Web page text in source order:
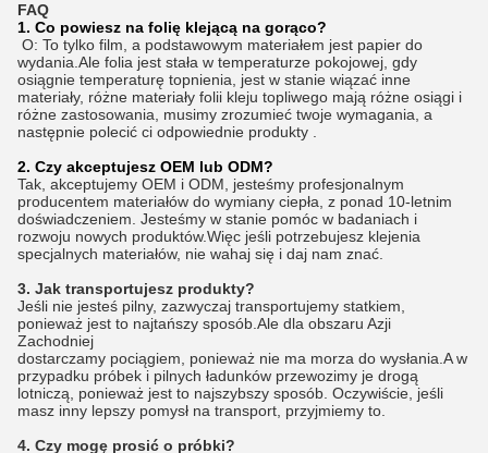
FAQ
1. Co powiesz na folię klejącą na gorąco?
O: To tylko film, a podstawowym materiałem jest papier do
wydania.Ale folia jest stała w temperaturze pokojowej, gdy
osiągnie temperaturę topnienia, jest w stanie wiązać inne
materiały, różne materiały folii kleju topliwego mają różne osiągi i
różne zastosowania, musimy zrozumieć twoje wymagania, a
następnie polecić ci odpowiednie produkty .
2. Czy akceptujesz OEM lub ODM?
Tak, akceptujemy OEM i ODM, jesteśmy profesjonalnym
producentem materiałów do wymiany ciepła, z ponad 10-letnim
doświadczeniem. Jesteśmy w stanie pomóc w badaniach i
rozwoju nowych produktów.Więc jeśli potrzebujesz klejenia
specjalnych materiałów, nie wahaj się i daj nam znać.
3. Jak transportujesz produkty?
Jeśli nie jesteś pilny, zazwyczaj transportujemy statkiem,
ponieważ jest to najtańszy sposób.Ale dla obszaru Azji
Zachodniej
dostarczamy pociągiem, ponieważ nie ma morza do wysłania.A w
przypadku próbek i pilnych ładunków przewozimy je drogą
lotniczą, ponieważ jest to najszybszy sposób. Oczywiście, jeśli
masz inny lepszy pomysł na transport, przyjmiemy to.
4. Czy mogę prosić o próbki?